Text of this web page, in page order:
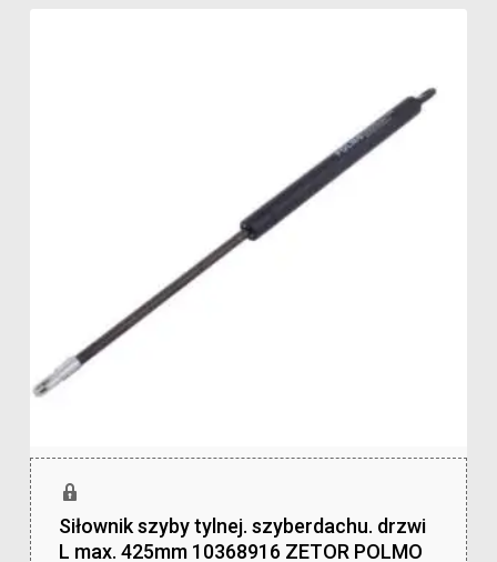
Siłownik szyby tylnej. szyberdachu. drzwi
L max. 425mm 10368916 ZETOR POLMO